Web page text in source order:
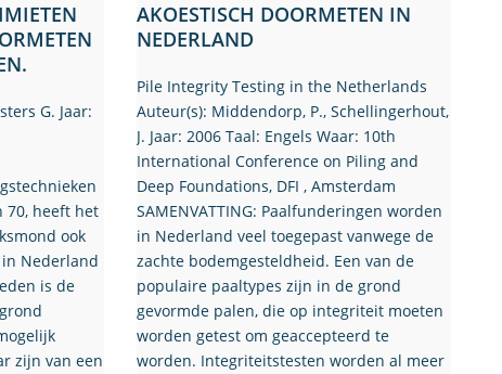
G. Jaar:
70, heeft het
ook
in Nederland
is de
zijn van een
AKOESTISCH DOORMETEN IN
NEDERLAND
Pile Integrity Testing in the Netherlands
Auteur(s): Middendorp, P., Schellingerhout,
J. Jaar: 2006 Taal: Engels Waar: 10th
International Conference on Piling and
Deep Foundations, DFI , Amsterdam
SAMENVATTING: Paalfunderingen worden
in Nederland veel toegepast vanwege de
zachte bodemgesteldheid. Een van de
populaire paaltypes zijn in de grond
gevormde palen, die op integriteit moeten
worden getest om geaccepteerd te
worden. Integriteitstesten worden al meer